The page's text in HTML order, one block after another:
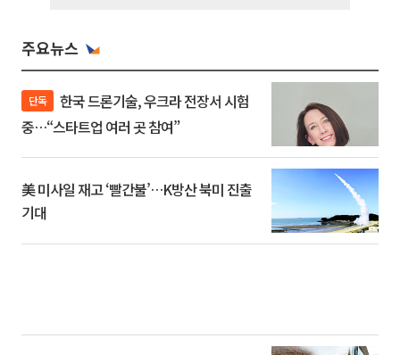
주요뉴스
단독
중…“스타트업 여러 곳 참여”
美 미사일 재고 ‘빨간불’…K방산 북미 진출
기대